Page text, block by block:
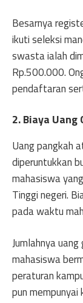
Besarnya
ikuti seleksi
swasta ialah
Rp.500.000.
pendaftaran
2. Biaya Uang
Uang pangkah
diperuntukkan
mahasiswa
Tinggi negeri.
pada waktu
Jumlahnya
mahasiswa
peraturan
pun